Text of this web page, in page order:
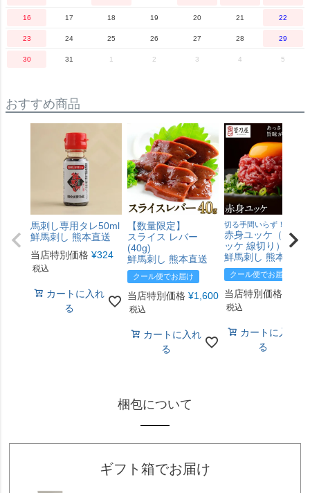
16 17 18 19 20 21 22
23 24 25 26 27 28 29
30 31 1 2 3 4 5
おすすめ商品
馬刺し専用タレ50ml
鮮馬刺し 熊本直送
当店特別価格 ¥324
税込
カートに入れ
る
【数量限定】
スライス レバー
(40g)
鮮馬刺し 熊本直送
クール便でお届け
当店特別価格 ¥1,600
税込
カートに入れ
る
切る手間いらず！
赤身ユッケ（馬肉
ッケ 線切り）50g
鮮馬刺し 熊本直送
クール便でお届け
当店特別価格
税込
カートに入れ
る
梱包について
ギフト箱でお届け